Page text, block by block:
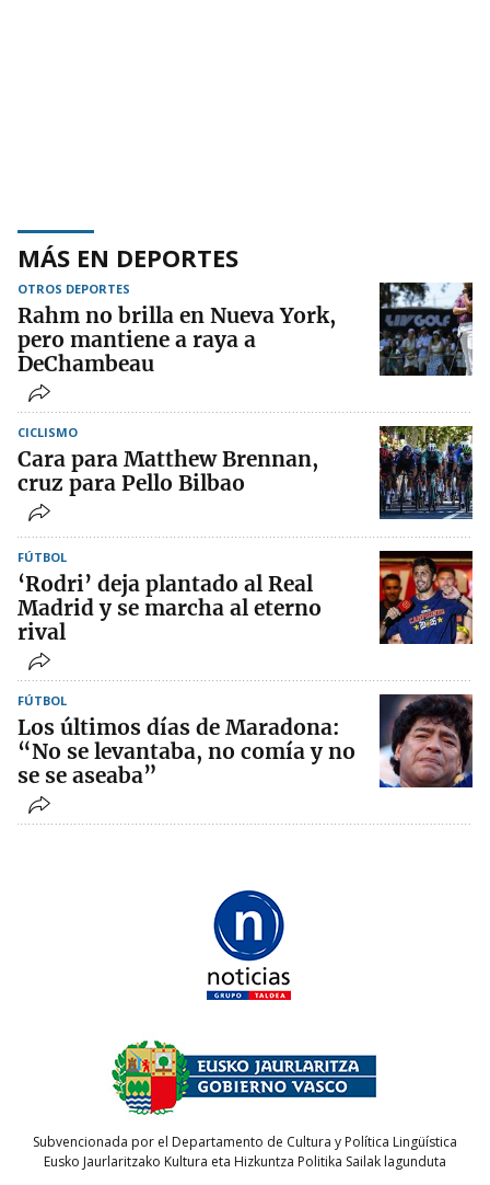
MÁS EN DEPORTES
OTROS DEPORTES
Rahm no brilla en Nueva York,
pero mantiene a raya a
DeChambeau
CICLISMO
Cara para Matthew Brennan,
cruz para Pello Bilbao
FÚTBOL
‘Rodri’ deja plantado al Real
Madrid y se marcha al eterno
rival
FÚTBOL
Los últimos días de Maradona:
“No se levantaba, no comía y no
se se aseaba”
Subvencionada por el Departamento de Cultura y Política Lingüística
Eusko Jaurlaritzako Kultura eta Hizkuntza Politika Sailak lagunduta